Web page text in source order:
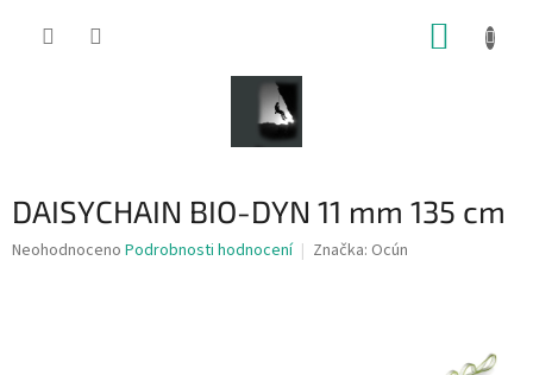
DAISYCHAIN BIO-DYN 11 mm 135 cm
Průměrné
Neohodnoceno Podrobnosti hodnocení Značka: Ocún